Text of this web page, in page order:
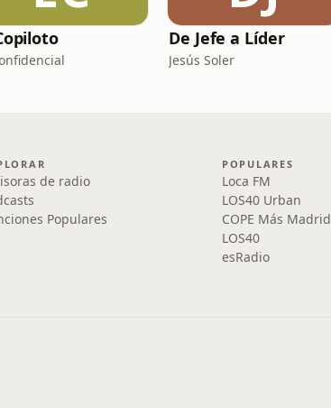
De Jefe a Líder
Jesús Soler
de radio
Populares
POPULARES
Loca FM
LOS40 Urban
COPE Más Madrid
LOS40
esRadio